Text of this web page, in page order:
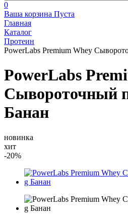
0
Ваша корзина Пуста
Главная
Каталог
Протеин
PowerLabs Premium Whey
PowerLabs
Сывороточный
Банан
новинка
хит
-20%